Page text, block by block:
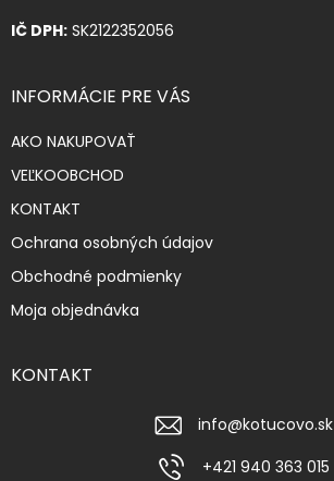
IČ DPH: SK2122352056
INFORMÁCIE PRE VÁS
AKO NAKUPOVAŤ
VEĽKOOBCHOD
KONTAKT
Ochrana osobných údajov
Obchodné podmienky
Moja objednávka
KONTAKT
info@kotucovo.sk
+421 940 363 015